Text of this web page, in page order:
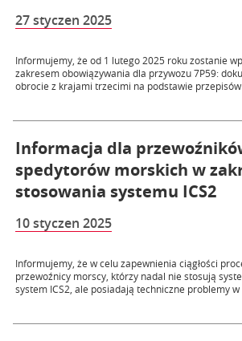
27 styczen 2025
Informujemy, że od 1 lutego 2025 roku zostanie
zakresem obowiązywania dla przywozu 7P59:
obrocie z krajami trzecimi na podstawie przepisów
Informacja dla
spedytorów morskich w
stosowania systemu ICS2
10 styczen 2025
Informujemy, że w celu zapewnienia ciągłości
przewoźnicy morscy, którzy nadal nie stosują
system ICS2, ale posiadają techniczne problemy w